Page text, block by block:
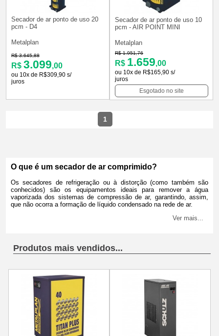
Secador de ar ponto de uso 20
pcm - D4
Metalplan
R$ 3.645,88
R$ 3.099,00
ou 10x de R$309,90 s/
juros
Secador de ar ponto de uso 10
pcm - AIR POINT MINI
Metalplan
R$ 1.951,76
R$ 1.659,00
ou 10x de R$165,90 s/
juros
Esgotado no site
1
O que é um secador de ar comprimido?
Os secadores de refrigeração ou à distorção (como também são
conhecidos) são os equipamentos ideais para remover a água
vaporizada dos sistemas de compressão de ar, garantindo, assim,
que não ocorra a formação de líquido condensado na rede de ar.
Ver mais...
Produtos mais vendidos...